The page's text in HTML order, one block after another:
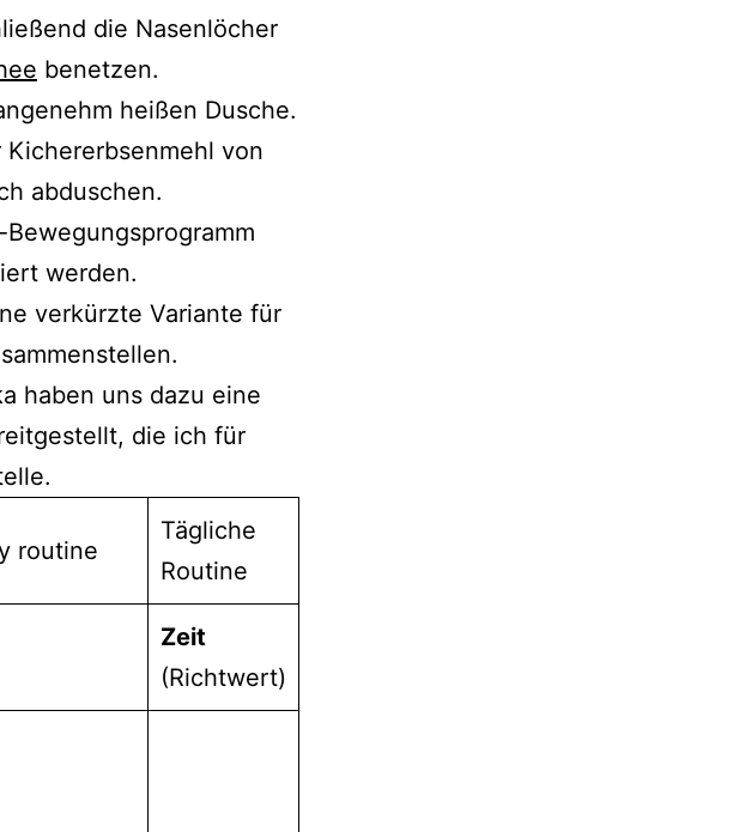
die Nasenlöcher
benetzen.
heißen Dusche.
von
abduschen.
werden.
verkürzte Variante für
haben uns dazu eine
die ich für
routine
Tägliche
Routine
Zeit
(Richtwert)